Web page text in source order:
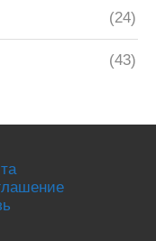
(24)
(43)